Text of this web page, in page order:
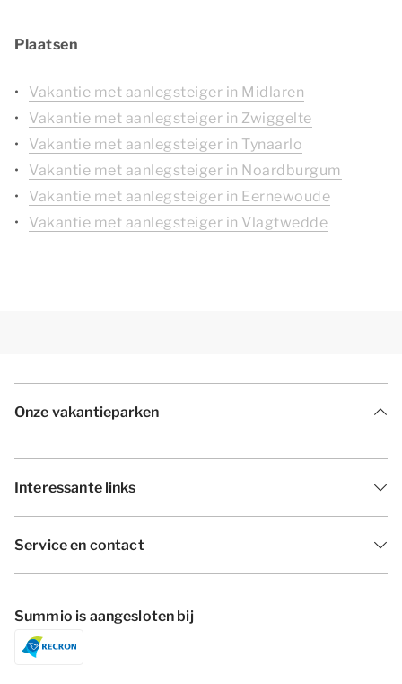
Plaatsen
Vakantie met aanlegsteiger in Midlaren
Vakantie met aanlegsteiger in Zwiggelte
Vakantie met aanlegsteiger in Tynaarlo
Vakantie met aanlegsteiger in Noardburgum
Vakantie met aanlegsteiger in Eernewoude
Vakantie met aanlegsteiger in Vlagtwedde
Onze vakantieparken
Interessante links
Service en contact
Summio is aangesloten bij